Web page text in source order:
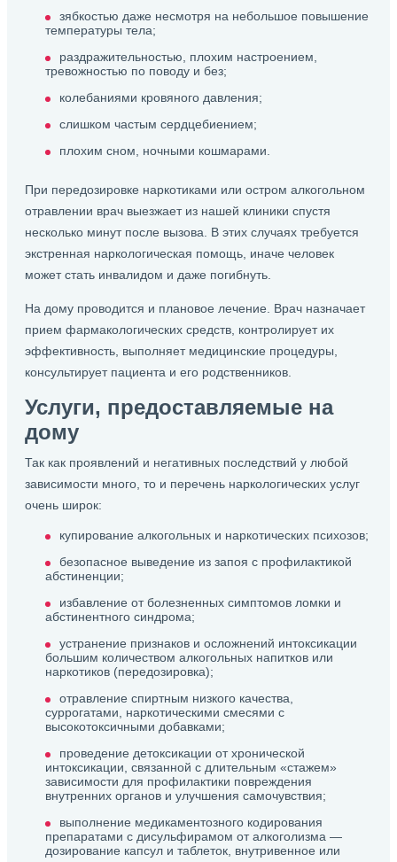
зябкостью даже несмотря на небольшое повышение
температуры тела;
раздражительностью, плохим настроением,
тревожностью по поводу и без;
колебаниями кровяного давления;
слишком частым сердцебиением;
плохим сном, ночными кошмарами.
При передозировке наркотиками или остром алкогольном
отравлении врач выезжает из нашей клиники спустя
несколько минут после вызова. В этих случаях требуется
экстренная наркологическая помощь, иначе человек
может стать инвалидом и даже погибнуть.
На дому проводится и плановое лечение. Врач назначает
прием фармакологических средств, контролирует их
эффективность, выполняет медицинские процедуры,
консультирует пациента и его родственников.
Услуги, предоставляемые на
дому
Так как проявлений и негативных последствий у любой
зависимости много, то и перечень наркологических услуг
очень широк:
купирование алкогольных и наркотических психозов;
безопасное выведение из запоя с профилактикой
абстиненции;
избавление от болезненных симптомов ломки и
абстинентного синдрома;
устранение признаков и осложнений интоксикации
большим количеством алкогольных напитков или
наркотиков (передозировка);
отравление спиртным низкого качества,
суррогатами, наркотическими смесями с
высокотоксичными добавками;
проведение детоксикации от хронической
интоксикации, связанной с длительным «стажем»
зависимости для профилактики повреждения
внутренних органов и улучшения самочувствия;
выполнение медикаментозного кодирования
препаратами с дисульфирамом от алкоголизма —
дозирование капсул и таблеток, внутривенное или